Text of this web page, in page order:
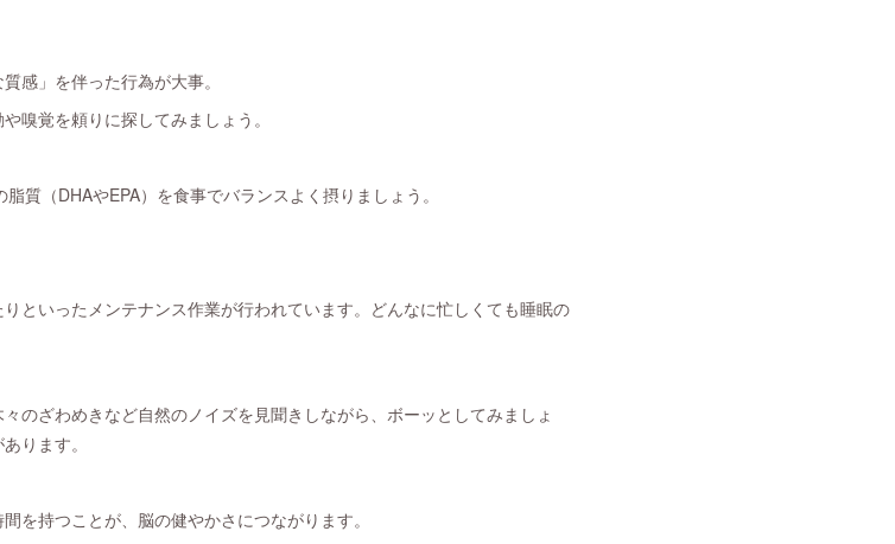
感」を伴った行為が大事。
嗅覚を頼りに探してみましょう。
質（DHAやEPA）を食事でバランスよく摂りましょう。
といったメンテナンス作業が行われています。どんなに忙しくても睡眠の
のざわめきなど自然のノイズを見聞きしながら、ボーッとしてみましょ
ります。
を持つことが、脳の健やかさにつながります。